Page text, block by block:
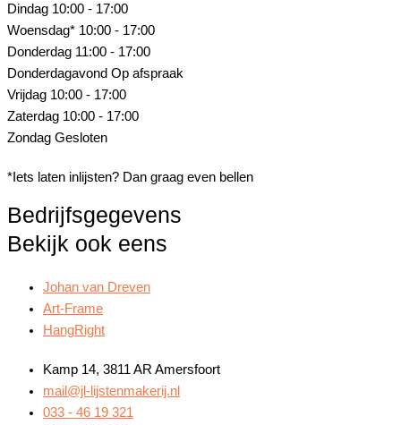
Dindag 10:00 - 17:00
Woensdag* 10:00 - 17:00
Donderdag 11:00 - 17:00
Donderdagavond Op afspraak
Vrijdag 10:00 - 17:00
Zaterdag 10:00 - 17:00
Zondag Gesloten
*Iets laten inlijsten? Dan graag even bellen
Bedrijfsgegevens
Bekijk ook eens
Johan van Dreven
Art-Frame
HangRight
Kamp 14, 3811 AR Amersfoort
mail@jl-lijstenmakerij.nl
033 - 46 19 321